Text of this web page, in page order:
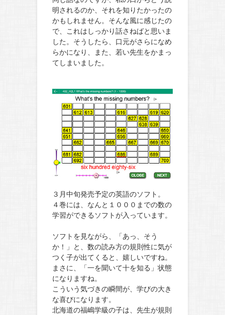
明されるのか、それを知りたかったの
かもしれません。そんな風に感じたの
で、これはしっかり話さねばと思いま
した。そうしたら、口元がさらになめ
らかになり、また、若い先生をかまっ
てしまいました。
３月中旬発売予定の英語のソフト。
４巻には、なんと１０００までの数の
学習ができるソフトが入っています。
ソフトを見ながら、「あっ、そう
か！」と、数の読み方の規則性に気が
つく子が出てくると、嬉しいですね。
まさに、「一を聞いて十を知る」状態
になりますね。
こういう気づきの瞬間が、学びの大き
な喜びになります。
北海道の福嶋学級の子は、先生が規則